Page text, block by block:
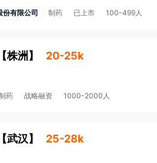
份有限公司 制药 已上市 100-499人
【株洲 】 20-25k
药 战略融资 1000-2000人
【武汉 】 25-28k